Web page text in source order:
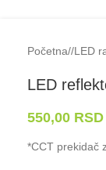
Početna/ LED
LED
550,00 RSD
*CCT prekidač